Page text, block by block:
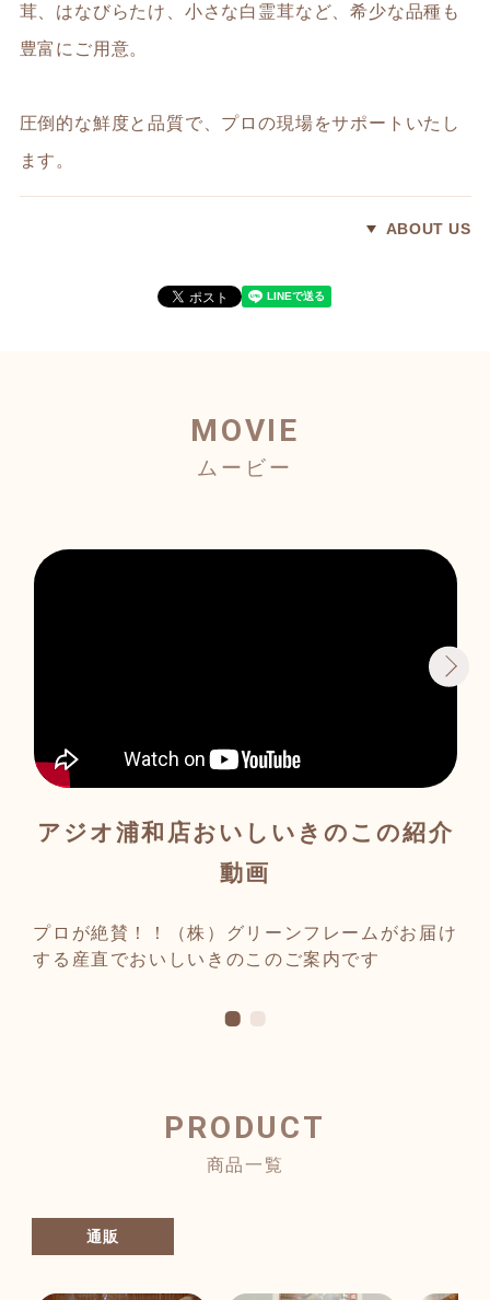
茸、はなびらたけ、小さな白霊茸など、希少な品種も
豊富にご用意。
圧倒的な鮮度と品質で、プロの現場をサポートいたし
ます。
ABOUT US
MOVIE
アジオ浦和店おいしいきのこの紹介
動画
プロが絶賛！！（株）グリーンフレームがお届け
する産直でおいしいきのこのご案内です
PRODUCT
商品一覧
通販